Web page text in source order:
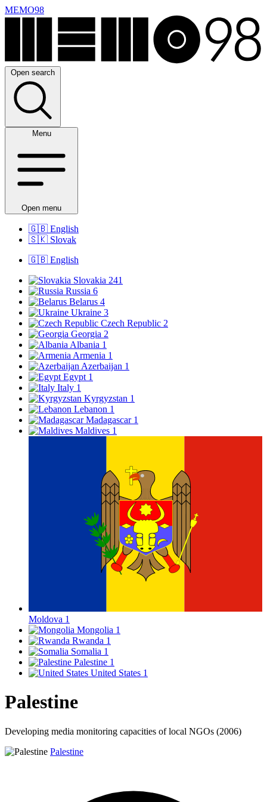
MEMO98
Open search
Menu
Open menu
🇬🇧 English
🇸🇰 Slovak
🇬🇧 English
Slovakia 241
Russia 6
Belarus 4
Ukraine 3
Czech Republic 2
Georgia 2
Albania 1
Armenia 1
Azerbaijan 1
Egypt 1
Italy 1
Kyrgyzstan 1
Lebanon 1
Madagascar 1
Maldives 1
Moldova 1
Mongolia 1
Rwanda 1
Somalia 1
Palestine 1
United States 1
Palestine
Developing media monitoring capacities of local NGOs (2006)
Palestine